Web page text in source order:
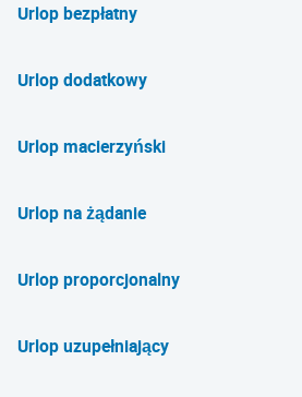
Urlop bezpłatny
Urlop dodatkowy
Urlop macierzyński
Urlop na żądanie
Urlop proporcjonalny
Urlop uzupełniający